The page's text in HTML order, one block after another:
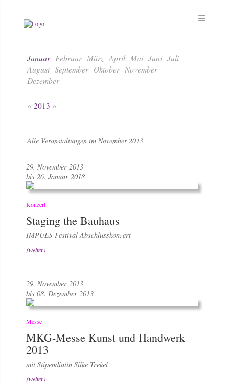
Januar Februar März April Mai Juni Juli
August September Oktober November
Dezember
« 2013 »
Alle Veranstaltungen im November 2013
29. November 2013
bis 26. Januar 2018
Konzert
Staging the Bauhaus
IMPULS-Festival Abschlusskonzert
{weiter}
29. November 2013
bis 08. Dezember 2013
Messe
MKG-Messe Kunst und Handwerk
2013
mit Stipendiatin Silke Trekel
{weiter}